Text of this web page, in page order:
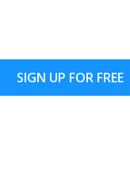
SIGN UP FOR FREE